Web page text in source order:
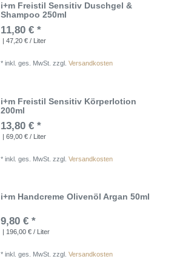
i+m Freistil Sensitiv Duschgel &
Shampoo 250ml
11,80 € *
| 47,20 € / Liter
*inkl. ges. MwSt. zzgl.Versandkosten
i+m Freistil Sensitiv Körperlotion
200ml
13,80 € *
| 69,00 € / Liter
*inkl. ges. MwSt. zzgl.Versandkosten
i+m Handcreme Olivenöl Argan 50ml
9,80 € *
| 196,00 € / Liter
*inkl. ges. MwSt. zzgl.Versandkosten